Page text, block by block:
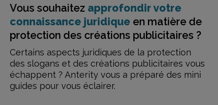
Vous souhaitez approfondir votre
connaissance juridique en matière de
protection des créations publicitaires ?
Certains aspects juridiques de la protection
des slogans et des créations publicitaires vous
échappent ? Anterity vous a préparé des mini
guides pour vous éclairer.